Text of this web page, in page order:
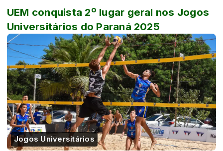
UEM conquista 2º lugar geral nos Jogos
Universitários do Paraná 2025
Jogos Universitários